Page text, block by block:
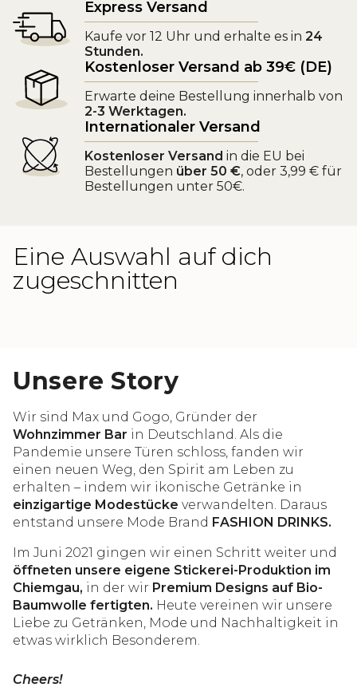
Express Versand
Kaufe vor 12 Uhr und erhalte es in 24
Stunden.
Kostenloser Versand ab 39€ (DE)
Erwarte deine Bestellung innerhalb von
2-3 Werktagen.
Internationaler Versand
Kostenloser Versand in die EU bei
Bestellungen über 50 €, oder 3,99 € für
Bestellungen unter 50€.
Eine Auswahl auf dich
zugeschnitten
Unsere Story
Wir sind Max und Gogo, Gründer der
Wohnzimmer Bar in Deutschland. Als die
Pandemie unsere Türen schloss, fanden wir
einen neuen Weg, den Spirit am Leben zu
erhalten – indem wir ikonische Getränke in
einzigartige Modestücke verwandelten. Daraus
entstand unsere Mode Brand FASHION DRINKS.
Im Juni 2021 gingen wir einen Schritt weiter und
öffneten unsere eigene Stickerei-Produktion im
Chiemgau, in der wir Premium Designs auf Bio-
Baumwolle fertigten. Heute vereinen wir unsere
Liebe zu Getränken, Mode und Nachhaltigkeit in
etwas wirklich Besonderem.
Cheers!